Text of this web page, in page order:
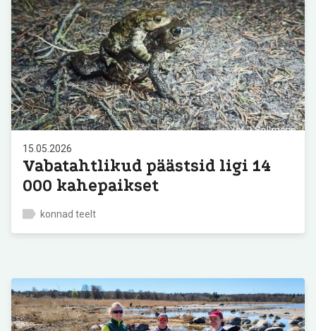
15.05.2026
Vabatahtlikud päästsid ligi 14
000 kahepaikset
konnad teelt